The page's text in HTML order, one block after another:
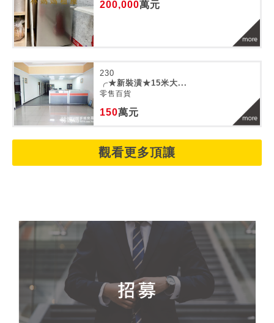
200,000萬元
230
╭★新裝潢★15米大...
零售百貨
150萬元
觀看更多頂讓